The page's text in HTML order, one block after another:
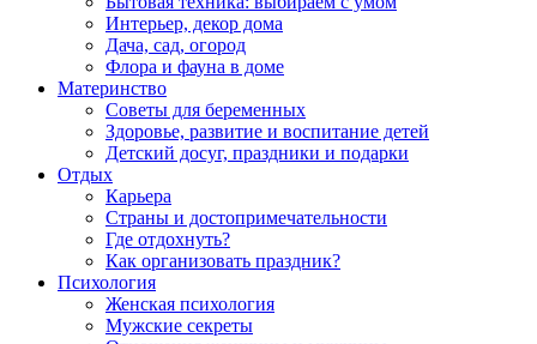
Интерьер, декор дома
Дача, сад, огород
Флора и фауна в доме
Материнство
Советы для беременных
Здоровье, развитие и воспитание детей
Детский досуг, праздники и подарки
Отдых
Карьера
Страны и достопримечательности
Где отдохнуть?
Как организовать праздник?
Психология
Женская психология
Мужские секреты